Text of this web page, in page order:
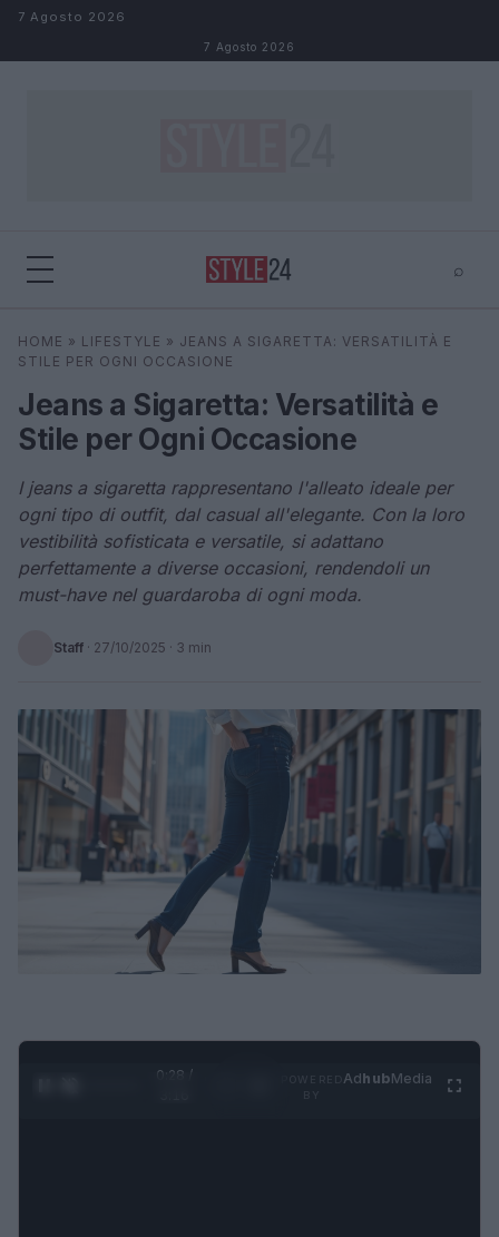
Salta al contenuto
7 Agosto 2026
7 Agosto 2026
⌕
Cerca ⌕
HOME » LIFESTYLE » JEANS A SIGARETTA: VERSATILITÀ E
STILE PER OGNI OCCASIONE
Jeans a Sigaretta: Versatilità e
Stile per Ogni Occasione
I jeans a sigaretta rappresentano l'alleato ideale per
ogni tipo di outfit, dal casual all'elegante. Con la loro
vestibilità sofisticata e versatile, si adattano
perfettamente a diverse occasioni, rendendoli un
must-have nel guardaroba di ogni moda.
Staff · 27/10/2025 · 3 min
0:28 /
AdhubMedia